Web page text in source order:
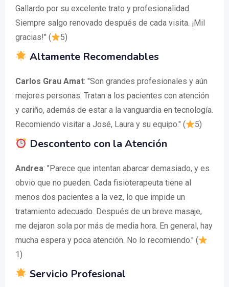
Gallardo por su excelente trato y profesionalidad.
Siempre salgo renovado después de cada visita. ¡Mil
gracias!" (
5)
Altamente Recomendables
Carlos Grau Amat: "Son grandes profesionales y aún
mejores personas. Tratan a los pacientes con atención
y cariño, además de estar a la vanguardia en tecnología.
Recomiendo visitar a José, Laura y su equipo." (
5)
Descontento con la Atención
Andrea: "Parece que intentan abarcar demasiado, y es
obvio que no pueden. Cada fisioterapeuta tiene al
menos dos pacientes a la vez, lo que impide un
tratamiento adecuado. Después de un breve masaje,
me dejaron sola por más de media hora. En general, hay
mucha espera y poca atención. No lo recomiendo." (
1)
Servicio Profesional